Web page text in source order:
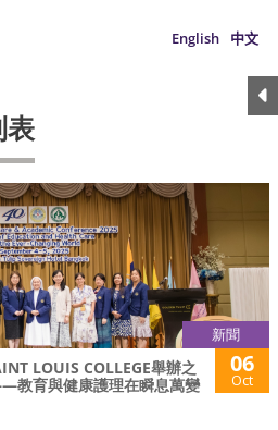
English 中文
表
新聞
LOUIS COLLEGE舉辦之
教育與健康護理在瞬息萬變
06
Oct